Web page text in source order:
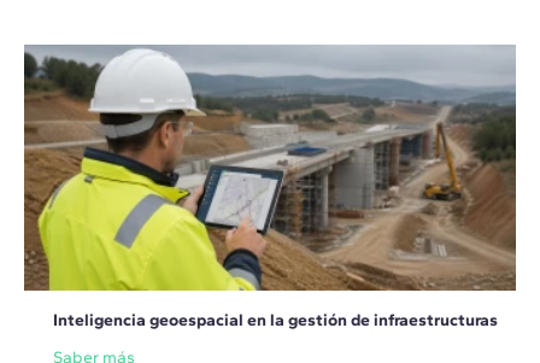
Inteligencia geoespacial en la gestión de infraestructuras
Saber más